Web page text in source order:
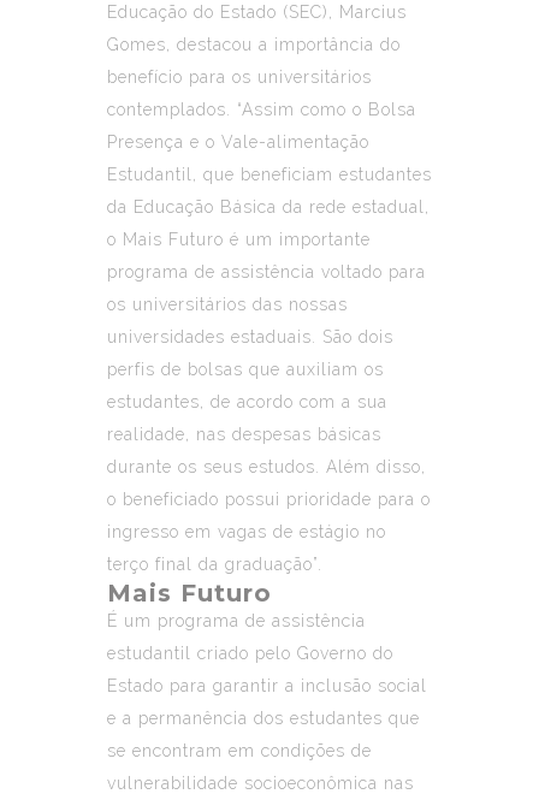
Educação do Estado (SEC), Marcius
Gomes, destacou a importância do
benefício para os universitários
contemplados. “Assim como o Bolsa
Presença e o Vale-alimentação
Estudantil, que beneficiam estudantes
da Educação Básica da rede estadual,
o Mais Futuro é um importante
programa de assistência voltado para
os universitários das nossas
universidades estaduais. São dois
perfis de bolsas que auxiliam os
estudantes, de acordo com a sua
realidade, nas despesas básicas
durante os seus estudos. Além disso,
o beneficiado possui prioridade para o
ingresso em vagas de estágio no
terço final da graduação”.
Mais Futuro
É um programa de assistência
estudantil criado pelo Governo do
Estado para garantir a inclusão social
e a permanência dos estudantes que
se encontram em condições de
vulnerabilidade socioeconômica nas